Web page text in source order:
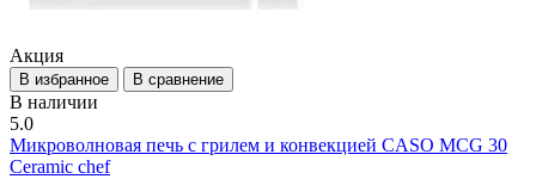
Акция
В избранное В сравнение
В наличии
5.0
Микроволновая печь с грилем и конвекцией CASO MCG 30
Ceramic chef